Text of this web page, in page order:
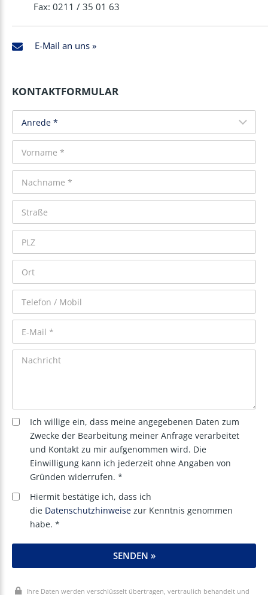
Fax: 0211 / 35 01 63
E-Mail an uns »
KONTAKTFORMULAR
Ich willige ein, dass meine angegebenen Daten zum
Zwecke der Bearbeitung meiner Anfrage verarbeitet
und Kontakt zu mir aufgenommen wird. Die
Einwilligung kann ich jederzeit ohne Angaben von
Gründen widerrufen. *
Hiermit bestätige ich, dass ich
die Datenschutzhinweise zur Kenntnis genommen
habe. *
SENDEN »
Ihre Daten werden verschlüsselt übertragen, vertraulich behandelt und